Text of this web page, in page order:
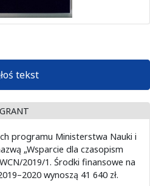
tekst
GRANT
programu Ministerstwa Nauki i
„Wsparcie dla czasopism
2019/1. Środki finansowe na
wynoszą 41 640 zł.